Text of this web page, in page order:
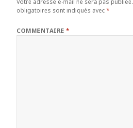
obligatoires sont indiqués avec*
COMMENTAIRE*